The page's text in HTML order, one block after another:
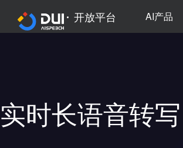
开放平台 AI产品
实时长语音转写